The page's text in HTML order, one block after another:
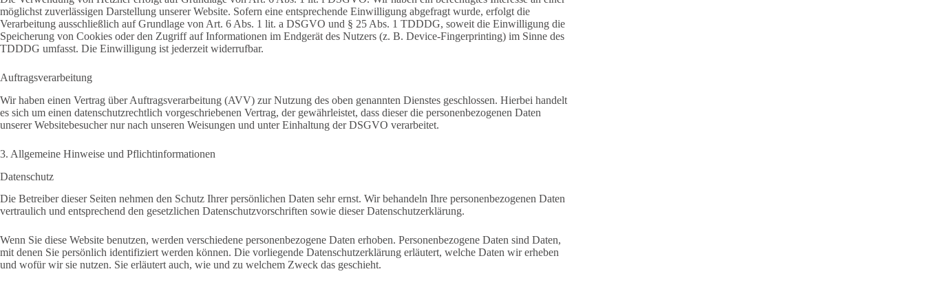
möglichst zuverlässigen Darstellung unserer Website. Sofern eine entsprechende Einwilligung abgefragt wurde, erfolgt die
Verarbeitung ausschließlich auf Grundlage von Art. 6 Abs. 1 lit. a DSGVO und § 25 Abs. 1 TDDDG, soweit die Einwilligung die
Speicherung von Cookies oder den Zugriff auf Informationen im Endgerät des Nutzers (z. B. Device-Fingerprinting) im Sinne des
TDDDG umfasst. Die Einwilligung ist jederzeit widerrufbar.
Auftragsverarbeitung
Wir haben einen Vertrag über Auftragsverarbeitung (AVV) zur Nutzung des oben genannten Dienstes geschlossen. Hierbei handelt
es sich um einen datenschutzrechtlich vorgeschriebenen Vertrag, der gewährleistet, dass dieser die personenbezogenen Daten
unserer Websitebesucher nur nach unseren Weisungen und unter Einhaltung der DSGVO verarbeitet.
3. Allgemeine Hinweise und Pflicht­informationen
Datenschutz
Die Betreiber dieser Seiten nehmen den Schutz Ihrer persönlichen Daten sehr ernst. Wir behandeln Ihre personenbezogenen Daten
vertraulich und entsprechend den gesetzlichen Datenschutzvorschriften sowie dieser Datenschutzerklärung.
Wenn Sie diese Website benutzen, werden verschiedene personenbezogene Daten erhoben. Personenbezogene Daten sind Daten,
mit denen Sie persönlich identifiziert werden können. Die vorliegende Datenschutzerklärung erläutert, welche Daten wir erheben
und wofür wir sie nutzen. Sie erläutert auch, wie und zu welchem Zweck das geschieht.